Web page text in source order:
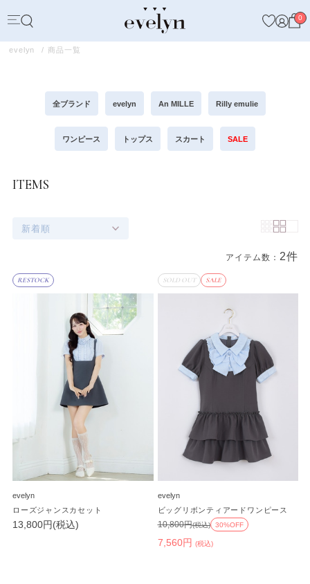
0
evelyn 商品一覧
全ブランド evelyn An MILLE Rilly emulie
ワンピース トップス スカート SALE
ITEMS
新着順
アイテム数：2件
商品一覧
RESTOCK
evelyn
ローズジャンスカセット
13,800円(税込)
SOLD OUT SALE
evelyn
ビッグリボンティアードワンピース
7,560円 (税込)
10,800円(税込) 30%OFF